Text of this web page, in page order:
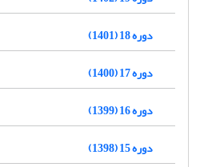
دوره 18 (1401)
دوره 17 (1400)
دوره 16 (1399)
دوره 15 (1398)